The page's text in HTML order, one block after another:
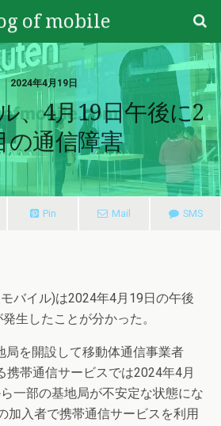
of mobile
2024年4月19日
、4月19日午後に2
の通信障害
Pin Mail SMS
バイル)は2024年4月19日の午後
生したことが分かった。
局を開設して移動体通信事業者
携帯通信サービスでは2024年4月
一部の基地局が不安定な状態にな
加入者で携帯通信サービスを利用